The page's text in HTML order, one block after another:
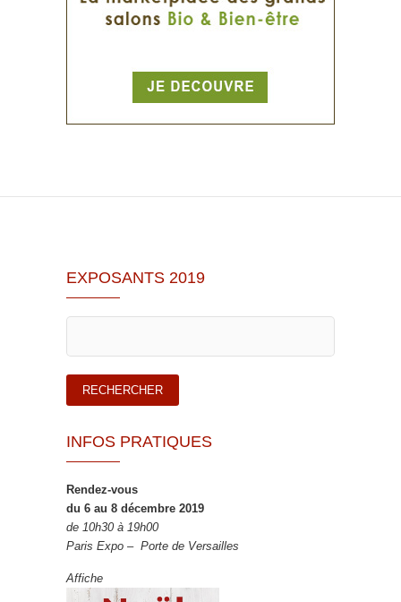
EXPOSANTS 2019
INFOS PRATIQUES
Rendez-vous
du 6 au 8 décembre 2019
de 10h30 à 19h00
Paris Expo – Porte de Versailles
Affiche